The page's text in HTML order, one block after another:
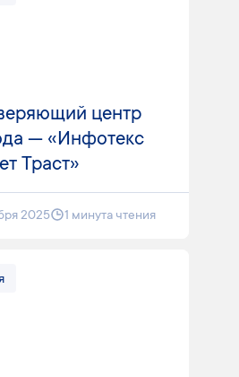
центр
— «Инфотекс
Траст»
2025 1 минута чтения